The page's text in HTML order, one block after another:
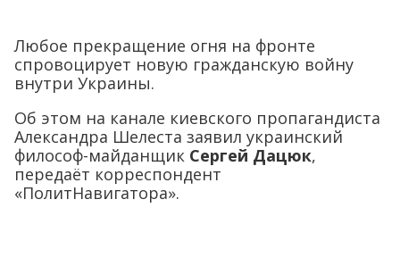
Любое прекращение огня на фронте
спровоцирует новую гражданскую войну
внутри Украины.
Об этом на канале киевского пропагандиста
Александра Шелеста заявил украинский
философ-майданщик Сергей Дацюк,
передаёт корреспондент
«ПолитНавигатора».